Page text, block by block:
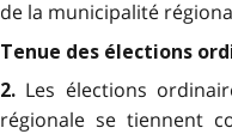
de la municipalité
Tenue des élections
2. Les élections
régionale se tiennent